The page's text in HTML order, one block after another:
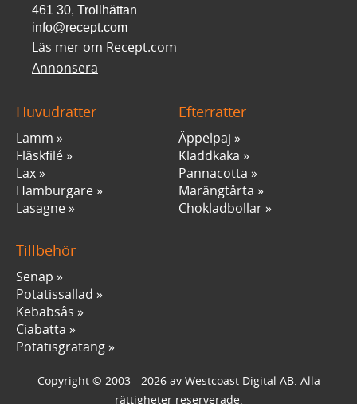
461 30, Trollhättan
info@recept.com
Läs mer om Recept.com
Annonsera
Huvudrätter
Lamm
Fläskfilé
Lax
Hamburgare
Lasagne
Efterrätter
Äppelpaj
Kladdkaka
Pannacotta
Marängtårta
Chokladbollar
Tillbehör
Senap
Potatissallad
Kebabsås
Ciabatta
Potatisgratäng
Copyright © 2003 - 2026 av Westcoast Digital AB. Alla
rättigheter reserverade.